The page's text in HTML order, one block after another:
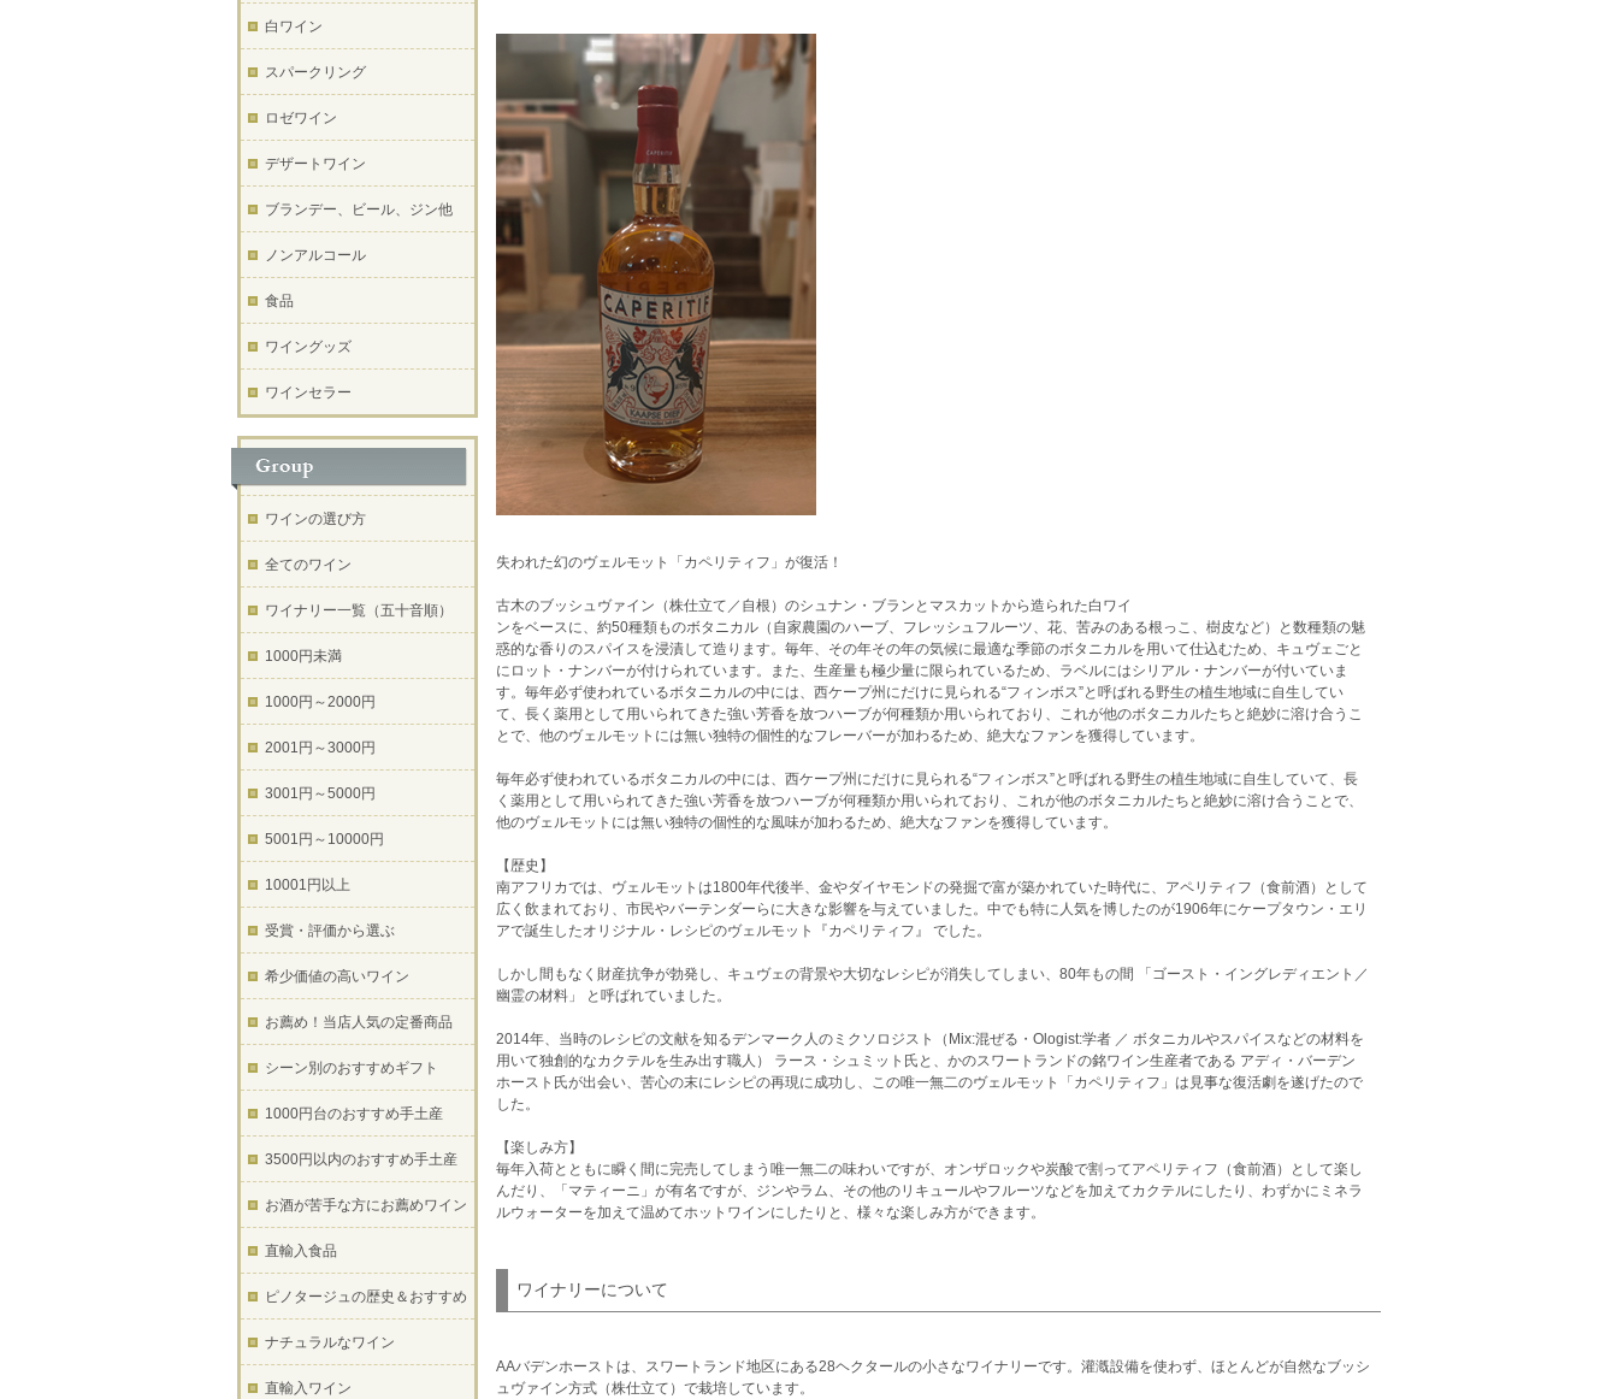
失われた幻のヴェルモット「カペリティフ」が復活！
古木のブッシュヴァイン（株仕立て／自根）のシュナン・ブランとマスカットから造られた白ワイ
ンをベースに、約50種類ものボタニカル（自家農園のハーブ、フレッシュフルーツ、花、苦みのある根っこ、樹皮など）と数種類の魅
惑的な香りのスパイスを浸漬して造ります。毎年、その年その年の気候に最適な季節のボタニカルを用いて仕込むため、キュヴェごと
にロット・ナンバーが付けられています。また、生産量も極少量に限られているため、ラベルにはシリアル・ナンバーが付いていま
す。毎年必ず使われているボタニカルの中には、西ケープ州にだけに見られる“フィンボス”と呼ばれる野生の植生地域に自生してい
て、長く薬用として用いられてきた強い芳香を放つハーブが何種類か用いられており、これが他のボタニカルたちと絶妙に溶け合うこ
とで、他のヴェルモットには無い独特の個性的なフレーバーが加わるため、絶大なファンを獲得しています。
毎年必ず使われているボタニカルの中には、西ケープ州にだけに見られる“フィンボス”と呼ばれる野生の植生地域に自生していて、長
く薬用として用いられてきた強い芳香を放つハーブが何種類か用いられており、これが他のボタニカルたちと絶妙に溶け合うことで、
他のヴェルモットには無い独特の個性的な風味が加わるため、絶大なファンを獲得しています。
【歴史】
南アフリカでは、ヴェルモットは1800年代後半、金やダイヤモンドの発掘で富が築かれていた時代に、アペリティフ（食前酒）として
広く飲まれており、市民やバーテンダーらに大きな影響を与えていました。中でも特に人気を博したのが1906年にケープタウン・エリ
アで誕生したオリジナル・レシピのヴェルモット『カペリティフ』 でした。
しかし間もなく財産抗争が勃発し、キュヴェの背景や大切なレシピが消失してしまい、80年もの間 「ゴースト・イングレディエント／
幽霊の材料」 と呼ばれていました。
2014年、当時のレシピの文献を知るデンマーク人のミクソロジスト（Mix:混ぜる・Ologist:学者 ／ ボタニカルやスパイスなどの材料を
用いて独創的なカクテルを生み出す職人） ラース・シュミット氏と、かのスワートランドの銘ワイン生産者である アディ・バーデン
ホースト氏が出会い、苦心の末にレシピの再現に成功し、この唯一無二のヴェルモット「カペリティフ」は見事な復活劇を遂げたので
した。
【楽しみ方】
毎年入荷とともに瞬く間に完売してしまう唯一無二の味わいですが、オンザロックや炭酸で割ってアペリティフ（食前酒）として楽し
んだり、「マティーニ」が有名ですが、ジンやラム、その他のリキュールやフルーツなどを加えてカクテルにしたり、わずかにミネラ
ルウォーターを加えて温めてホットワインにしたりと、様々な楽しみ方ができます。
ワイナリーについて
AAバデンホーストは、スワートランド地区にある28ヘクタールの小さなワイナリーです。灌漑設備を使わず、ほとんどが自然なブッシ
ュヴァイン方式（株仕立て）で栽培しています。
白ワイン
スパークリング
ロゼワイン
デザートワイン
ブランデー、ビール、ジン他
ノンアルコール
食品
ワイングッズ
ワインセラー
ワインの選び方
全てのワイン
ワイナリー一覧（五十音順）
1000円未満
1000円～2000円
2001円～3000円
3001円～5000円
5001円～10000円
10001円以上
受賞・評価から選ぶ
希少価値の高いワイン
お薦め！当店人気の定番商品
シーン別のおすすめギフト
1000円台のおすすめ手土産
3500円以内のおすすめ手土産
お酒が苦手な方にお薦めワイン
直輸入食品
ピノタージュの歴史＆おすすめ
ナチュラルなワイン
直輸入ワイン